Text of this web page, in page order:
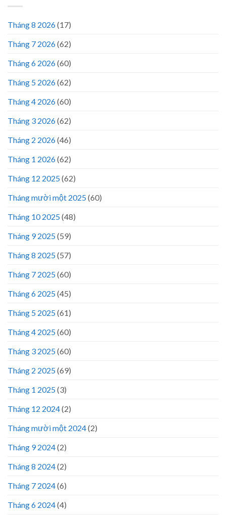
Tháng 8 2026(17)
Tháng 7 2026(62)
Tháng 6 2026(60)
Tháng 5 2026(62)
Tháng 4 2026(60)
Tháng 3 2026(62)
Tháng 2 2026(46)
Tháng 1 2026(62)
Tháng 12 2025(62)
Tháng mười một 2025(60)
Tháng 10 2025(48)
Tháng 9 2025(59)
Tháng 8 2025(57)
Tháng 7 2025(60)
Tháng 6 2025(45)
Tháng 5 2025(61)
Tháng 4 2025(60)
Tháng 3 2025(60)
Tháng 2 2025(69)
Tháng 1 2025(3)
Tháng 12 2024(2)
Tháng mười một 2024(2)
Tháng 9 2024(2)
Tháng 8 2024(2)
Tháng 7 2024(6)
Tháng 6 2024(4)